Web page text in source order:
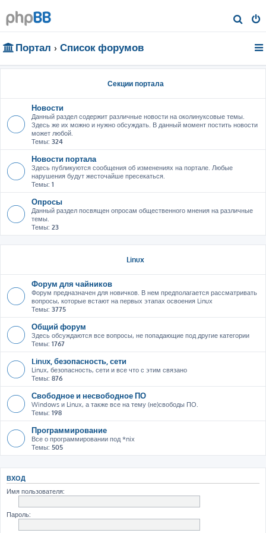
о
Портал Список форумов
Секции портала
Новости
Данный раздел содержит различные новости на околинуксовые темы.
Здесь же их можно и нужно обсуждать. В данный момент постить новости
может любой.
Темы: 324
Новости портала
Здесь публикуются сообщения об изменениях на портале. Любые
нарушения будут жесточайше пресекаться.
Темы: 1
Опросы
Данный раздел посвящен опросам общественного мнения на различные
темы.
Темы: 23
Linux
Форум для чайников
Форум предназначен для новичков. В нем предполагается рассматривать
вопросы, которые встают на первых этапах освоения Linux
Темы: 3775
Общий форум
Здесь обсуждаются все вопросы, не попадающие под другие категории
Темы: 1767
Linux, безопасность, сети
Linux, безопасность, сети и все что с этим связано
Темы: 876
Свободное и несвободное ПО
Windows и Linux, а также все на тему (не)свободы ПО.
Темы: 198
Программирование
Все о программировании под *nix
Темы: 505
ВХОД
Имя пользователя:
Пароль: